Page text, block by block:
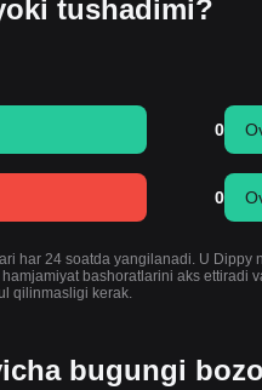
tushadimi?
0
0
har 24 soatda yangilanadi. U Dippy
bashoratlarini aks ettiradi
qilinmasligi kerak.
bugungi